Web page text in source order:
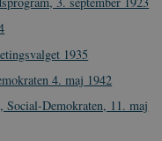
1935
4. maj 1942
Demokraten, 11. maj
Inc.